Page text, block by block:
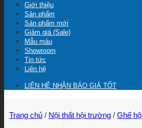
Giới thiệu
Sản phẩm
Sản phẩm mới
Giảm giá (Sale)
Mẫu màu
Showroom
Tin tức
Liên hệ
LIÊN HỆ NHẬN BÁO GIÁ TỐT
Trang chủ / Nội thất hội trường / Ghế